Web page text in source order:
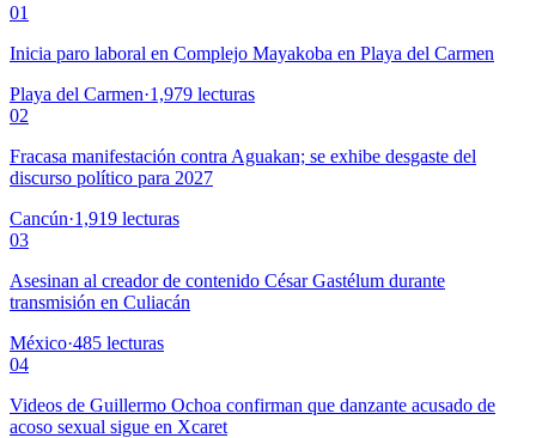
01
Inicia paro laboral en Complejo Mayakoba en Playa del Carmen
Playa del Carmen·1,979 lecturas
02
Fracasa manifestación contra Aguakan; se exhibe desgaste del
discurso político para 2027
Cancún·1,919 lecturas
03
Asesinan al creador de contenido César Gastélum durante
transmisión en Culiacán
México·485 lecturas
04
Videos de Guillermo Ochoa confirman que danzante acusado de
acoso sexual sigue en Xcaret